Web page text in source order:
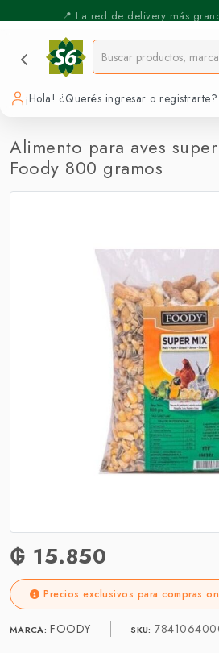
📍 La red de delivery más
⚡️ Pickup Express -
¡Hola! ¿Querés ingresar o registrarte?
Alimento para aves
Foody 800 gramos
₲ 15.850
Precios exclusivos para compras
MARCA: FOODY SKU: